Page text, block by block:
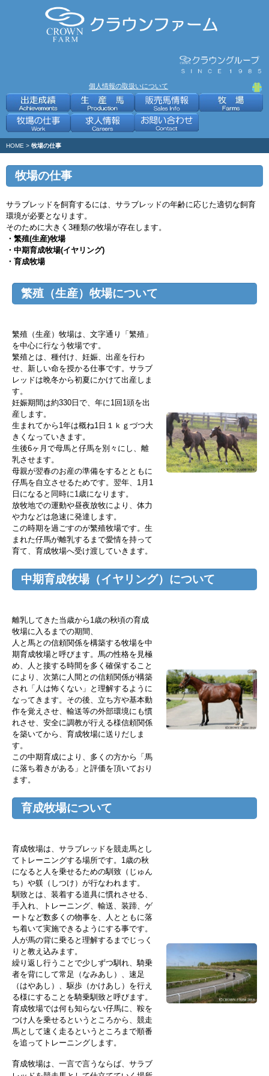
個人情報の取扱いについて
HOME > 牧場の仕事
牧場の仕事
サラブレッドを飼育するには、サラブレッドの年齢に応じた適切な飼育
環境が必要となります。
そのために大きく3種類の牧場が存在します。
・繁殖(生産)牧場
・中期育成牧場(イヤリング)
・育成牧場
繁殖（生産）牧場について
繁殖（生産）牧場は、文字通り「繁殖」
を中心に行なう牧場です。
繁殖とは、種付け、妊娠、出産を行わ
せ、新しい命を授かる仕事です。サラブ
レッドは晩冬から初夏にかけて出産しま
す。
妊娠期間は約330日で、年に1回1頭を出
産します。
生まれてから1年は概ね1日１ｋｇづつ大
きくなっていきます。
生後6ヶ月で母馬と仔馬を別々にし、離
乳させます。
母親が翌春のお産の準備をするとともに
仔馬を自立させるためです。翌年、1月1
日になると同時に1歳になります。
放牧地での運動や昼夜放牧により、体力
や力などは急速に発達します。
この時期を過ごすのが繁殖牧場です。生
まれた仔馬が離乳するまで愛情を持って
育て、育成牧場へ受け渡していきます。
中期育成牧場（イヤリング）について
離乳してきた当歳から1歳の秋頃の育成
牧場に入るまでの期間、
人と馬との信頼関係を構築する牧場を中
期育成牧場と呼びます。馬の性格を見極
め、人と接する時間を多く確保すること
により、次第に人間との信頼関係が構築
され「人は怖くない」と理解するように
なってきます。その後、立ち方や基本動
作を覚えさせ、輸送等の外部環境にも慣
れさせ、安全に調教が行える様信頼関係
を築いてから、育成牧場に送りだしま
す。
この中期育成により、多くの方から「馬
に落ち着きがある」と評価を頂いており
ます。
育成牧場について
育成牧場は、サラブレッドを競走馬とし
てトレーニングする場所です。1歳の秋
になると人を乗せるための馴致（じゅん
ち）や躾（しつけ）が行なわれます。
馴致とは、装着する道具に慣れさせる、
手入れ、トレーニング、輸送、装蹄、ゲ
ートなど数多くの物事を、人とともに落
ち着いて実施できるようにする事です。
人が馬の背に乗ると理解するまでじっく
りと教え込みます。
繰り返し行うことで少しずつ馴れ、騎乗
者を背にして常足（なみあし）、速足
（はやあし）、駆歩（かけあし）を行え
る様にすることを騎乗馴致と呼びます。
育成牧場では何も知らない仔馬に、鞍を
つけ人を乗せるというところから、競走
馬として速く走るというところまで順番
を追ってトレーニングします。
育成牧場は、一言で言うならば、サラブ